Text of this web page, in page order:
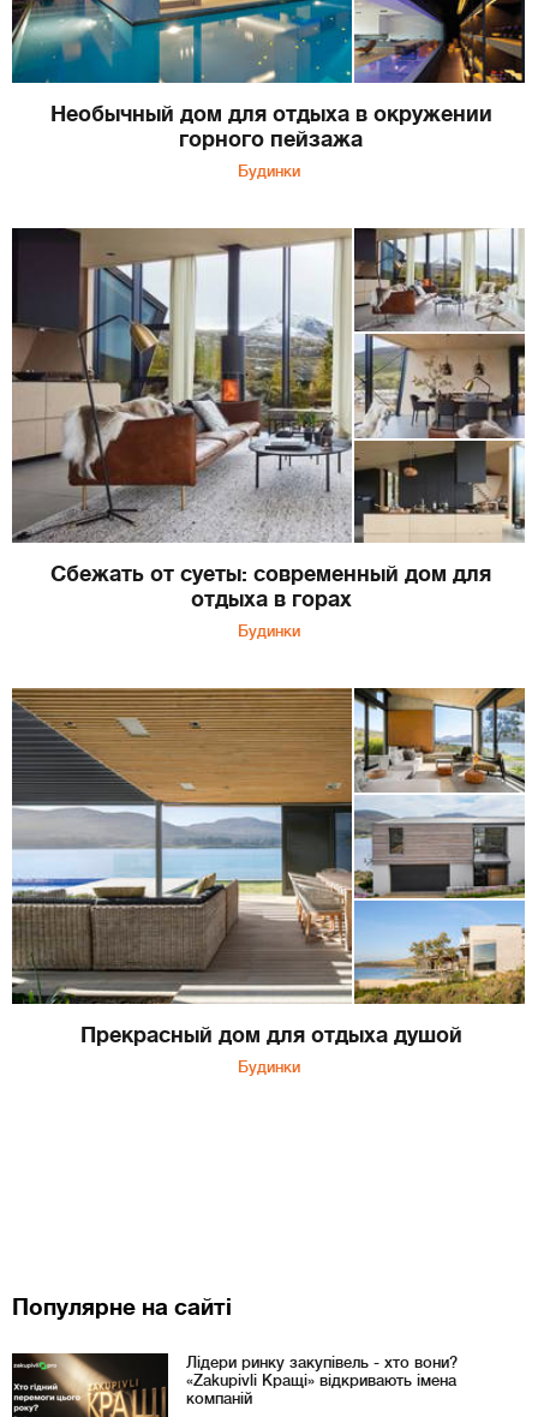
Необычный дом для отдыха в окружении
горного пейзажа
Будинки
Сбежать от суеты: современный дом для
отдыха в горах
Будинки
Прекрасный дом для отдыха душой
Будинки
Популярне на сайті
Лідери ринку закупівель - хто вони?
«Zakupivli Кращі» відкривають імена
компаній